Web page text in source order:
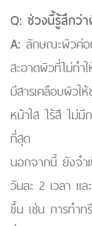
Q: ช่วงนี้รู้สึกว่
A: ลักษณะผิวค่อ
สะอาดผิวที่ไม่ทำ
มีสารเคลือบผิวใ
หน้าใส ไร้สี ไม่มี
ที่สุด
นอกจากนี้ ยังจำ
วันละ 2 เวลา แ
ขึ้น เช่น การทำท